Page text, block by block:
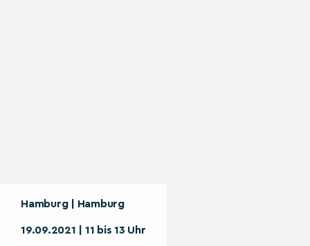
Hamburg | Hamburg
19.09.2021 | 11 bis 13 Uhr